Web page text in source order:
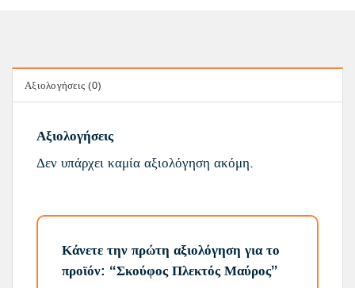
Αξιολογήσεις (0)
Αξιολογήσεις
Δεν υπάρχει καμία αξιολόγηση ακόμη.
Κάνετε την πρώτη αξιολόγηση για το
προϊόν: “Σκούφος Πλεκτός Μαύρος”